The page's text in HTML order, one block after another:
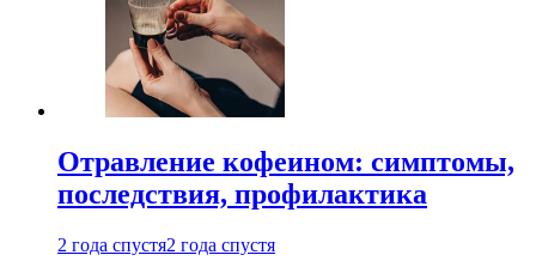
Отравление кофеином: симптомы,
последствия, профилактика
2 года спустя2 года спустя